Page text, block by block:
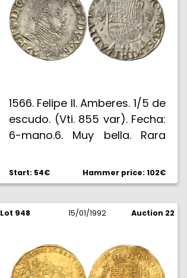
1566. Felipe II. Amberes. 1/5 de
escudo. (Vti. 855 var). Fecha:
6-mano.6. Muy bella. Rara
Start: 54€ Hammer price: 102€
Lot 948 15/01/1992 Auction 22